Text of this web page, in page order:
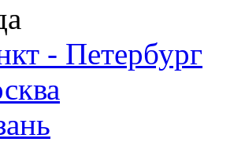
- Петербург